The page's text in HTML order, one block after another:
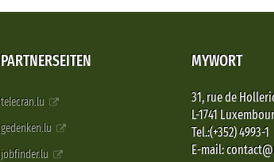
PARTNERSEITEN
telecran.lu
gedenken.lu
jobfinder.lu
MYWORT
31, rue de
L-1741
Tel.:(+352) 4993-1
E-mail: